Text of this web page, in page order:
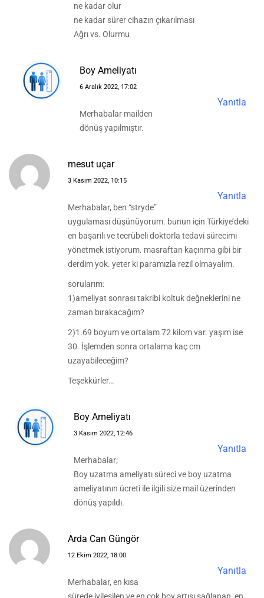
ne kadar olur
ne kadar sürer cihazın çıkarılması
Ağrı vs. Olurmu
Boy Ameliyatı
6 Aralık 2022, 17:02
Yanıtla
Merhabalar mailden
dönüş yapılmıştır.
mesut uçar
3 Kasım 2022, 10:15
Yanıtla
Merhabalar, ben “stryde”
uygulaması düşünüyorum. bunun için Türkiye’deki
en başarılı ve tecrübeli doktorla tedavi sürecimi
yönetmek istiyorum. masraftan kaçınma gibi bir
derdim yok. yeter ki paramızla rezil olmayalım.
sorularım:
1)ameliyat sonrası takribi koltuk değneklerini ne
zaman bırakacağım?
2)1.69 boyum ve ortalam 72 kilom var. yaşım ise
30. İşlemden sonra ortalama kaç cm
uzayabileceğim?
Teşekkürler…
Boy Ameliyatı
3 Kasım 2022, 12:46
Yanıtla
Merhabalar;
Boy uzatma ameliyatı süreci ve boy uzatma
ameliyatının ücreti ile ilgili size mail üzerinden
dönüş yapıldı.
Arda Can Güngör
12 Ekim 2022, 18:00
Yanıtla
Merhabalar, en kısa